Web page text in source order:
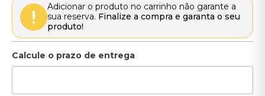
Adicionar o produto no carrinho não garante a
sua reserva. Finalize a compra e garanta o seu
produto!